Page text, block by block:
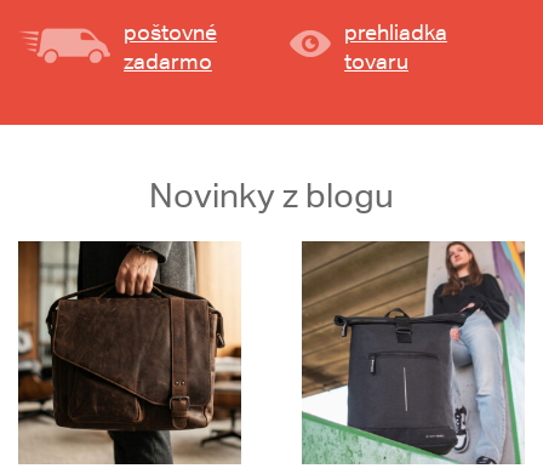
poštovné
zadarmo
prehliadka
tovaru
Novinky z blogu